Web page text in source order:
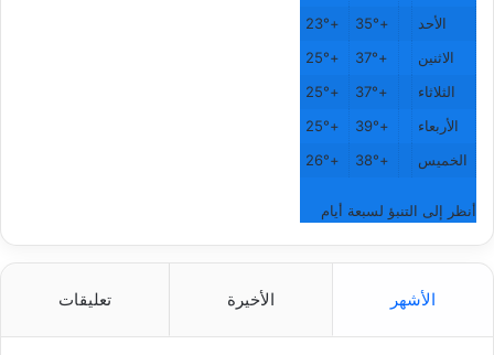
الأحد
+
35°
+
23°
الاثنين
+
37°
+
25°
الثلاثاء
+
37°
+
25°
الأربعاء
+
39°
+
25°
الخميس
+
38°
+
26°
أنظر إلى التنبؤ لسبعة أيام
الأشهر الأخيرة تعليقات